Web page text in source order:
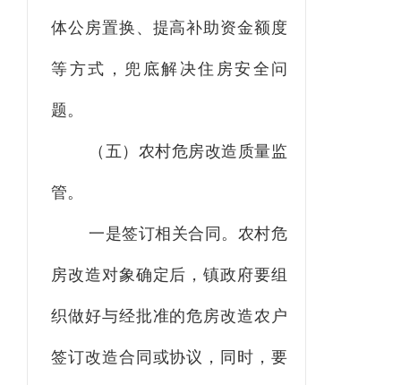
体公房置换、提高补助资金额度
等方式，兜底解决住房安全问
题。
（五）农村危房改造质量监
管。
一是签订相关合同。农村危
房改造对象确定后，镇政府要组
织做好与经批准的危房改造农户
签订改造合同或协议，同时，要